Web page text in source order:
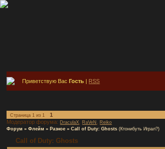
Приветствую ВасГость | RSS
Страница 1 из 1
1
Модератор форума:DraculaX ,RaVeN ,Reiko
Форум » Флейм » Разное » Call of Duty: Ghosts (Ктонибуть Играл?)
Call of Duty: Ghosts